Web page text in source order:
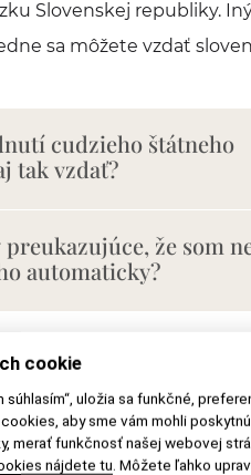
Slovenskej republiky.
sa môžete vzdať
cudzieho štátneho
tak vzdať?
že som
automaticky?
cookie
uložia sa funkčné,
aby sme vám mohli
merať funkčnosť našej webovej
nájdete tu. Môžete ľahko